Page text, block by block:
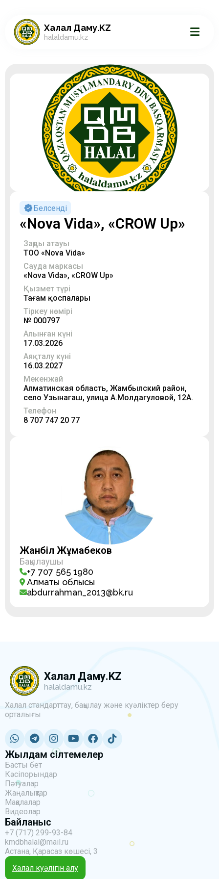
Халал Даму.KZ
halaldamu.kz
Белсенді
«Nova Vida», «CROW Up»
Заңды атауы
ТОО «Nova Vida»
Сауда маркасы
«Nova Vida», «CROW Up»
Қызмет түрі
Тағам қоспалары
Тіркеу нөмірі
№ 000797
Алынған күні
17.03.2026
Аяқталу күні
16.03.2027
Мекенжай
Алматинская область, Жамбылский район,
село Узынагаш, улица А.Молдагуловой, 12А.
Телефон
8 707 747 20 77
Жанәбіл Жұмабеков
Бақылаушы
+7 707 565 1980
Алматы облысы
abdurrahman_2013@bk.ru
Халал Даму.KZ
halaldamu.kz
Халал стандарттау, бақылау және куәліктер беру
орталығы
Жылдам сілтемелер
Басты бет
Кәсіпорындар
Пәтуалар
Жаңалықтар
Мақалалар
Видеолар
Байланыс
+7 (717) 299-93-84
kmdbhalal@mail.ru
Астана, Қарасаз көшесі, 3
Халал куәлігін алу